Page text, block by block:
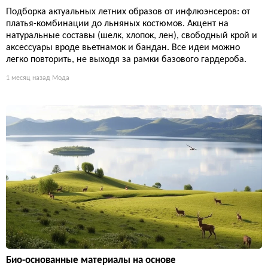
Подборка актуальных летних образов от инфлюэнсеров: от
платья-комбинации до льняных костюмов. Акцент на
натуральные составы (шелк, хлопок, лен), свободный крой и
аксессуары вроде вьетнамок и бандан. Все идеи можно
легко повторить, не выходя за рамки базового гардероба.
1 месяц назад Мода
Био-основанные материалы на основе